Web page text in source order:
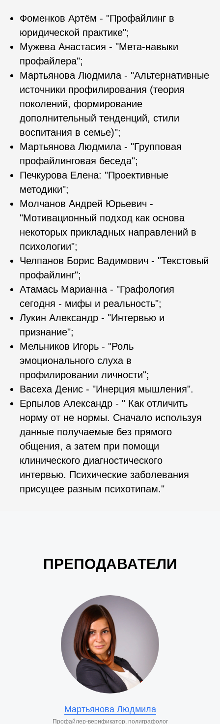
Фоменков Артём - "Профайлинг в
юридической практике";
Мужева Анастасия - "Мета-навыки
профайлера";
Мартьянова Людмила - "Альтернативные
источники профилирования (теория
поколений, формирование
дополнительный тенденций, стили
воспитания в семье)";
Мартьянова Людмила - "Групповая
профайлинговая беседа";
Печкурова Елена: "Проективные
методики";
Молчанов Андрей Юрьевич -
"Мотивационный подход как основа
некоторых прикладных направлений в
психологии";
Челпанов Борис Вадимович - "Текстовый
профайлинг";
Атамась Марианна - "Графология
сегодня - мифы и реальность";
Лукин Александр - "Интервью и
признание";
Мельников Игорь - "Роль
эмоционального слуха в
профилировании личности";
Васеха Денис - "Инерция мышления".
Ерпылов Александр - " Как отличить
норму от не нормы. Сначало используя
данные получаемые без прямого
общения, а затем при помощи
клинического диагностического
интервью. Психические заболевания
присущее разным психотипам."
ПРЕПОДАВАТЕЛИ
Мартьянова Людмила
Профайлер-верификатор, полиграфолог